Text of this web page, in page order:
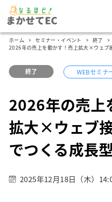
ホーム セミナー・イベント
終了
2026年の売上を動かす！売上拡大×ウェブ
終了 WEBセミナ
2026年の売上
拡大×ウェブ
でつくる成長
2025年12月18日（木）